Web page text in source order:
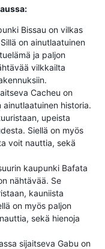
Bissau on vilkas
on ainutlaatuinen
ja paljon
vilkkailta
Cacheu on
historia.
upeista
Siellä on myös
voit nauttia, sekä
kaupunki Bafata
nähtävää. Se
kauniista
on myös paljon
sekä hienoja
sijaitseva Gabu on